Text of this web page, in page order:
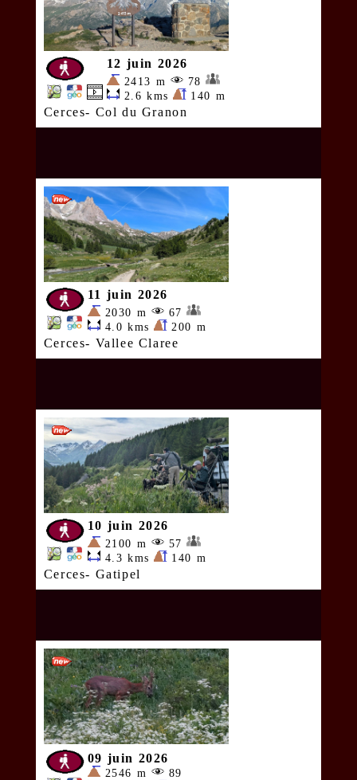
12 juin 2026
2413 m
78
2.6 kms
140 m
Cerces- Col du Granon
11 juin 2026
2030 m
67
4.0 kms
200 m
Cerces- Vallee Claree
10 juin 2026
2100 m
57
4.3 kms
140 m
Cerces- Gatipel
09 juin 2026
2546 m
89